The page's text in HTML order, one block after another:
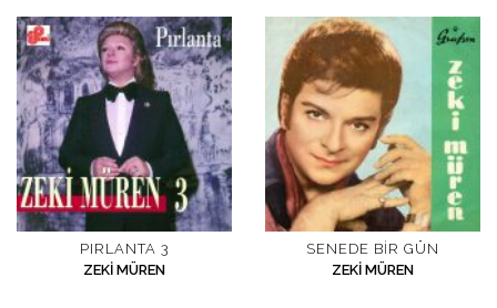
PIRLANTA 3
ZEKI MÜREN
SENEDE BIR GÜN
ZEKI MÜREN